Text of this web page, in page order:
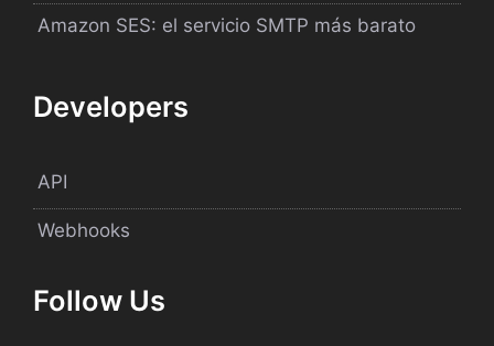
Amazon SES: el servicio SMTP más barato
Developers
API
Webhooks
Follow Us